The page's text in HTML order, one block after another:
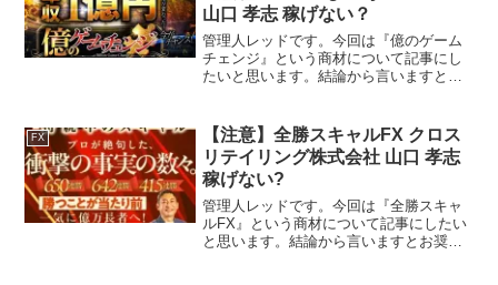
山口 孝志 稼げない？
管理人レッドです。今回は『億のゲーム
チェンジ』という商材について記事にし
たいと思います。結論から言いますとお
商取引法に基づく表示販売業者株式会社
Works Agency...
FX
【注意】全勝スキャルFX クロス
リテイリング株式会社 山口 孝志
稼げない?
管理人レッドです。今回は『全勝スキャ
ルFX』という商材について記事にしたい
と思います。結論から言いますとお奨め